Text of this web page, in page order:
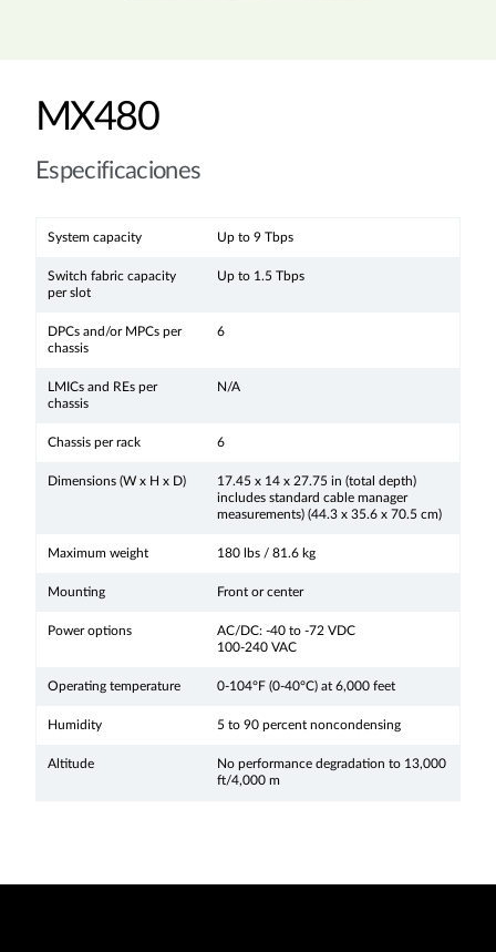
MX480
Especificaciones
System capacity Up to 9 Tbps
Switch fabric capacity
per slot
Up to 1.5 Tbps
DPCs and/or MPCs per
chassis
6
LMICs and REs per
chassis
N/A
Chassis per rack 6
Dimensions (W x H x D)
17.45 x 14 x 27.75 in (total depth)
includes standard cable manager
measurements) (44.3 x 35.6 x 70.5 cm)
Maximum weight 180 lbs / 81.6 kg
Mounting Front or center
Power options
AC/DC: -40 to -72 VDC
100-240 VAC
Operating temperature 0-104°F (0-40°C) at 6,000 feet
Humidity 5 to 90 percent noncondensing
Altitude
No performance degradation to 13,000
ft/4,000 m